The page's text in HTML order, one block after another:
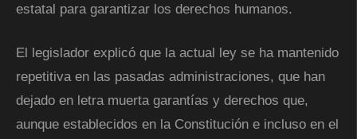
estatal para garantizar los derechos humanos.
El legislador explicó que la actual ley se ha mantenido
repetitiva en las pasadas administraciones, que han
dejado en letra muerta garantías y derechos que,
aunque establecidos en la Constitución e incluso en el